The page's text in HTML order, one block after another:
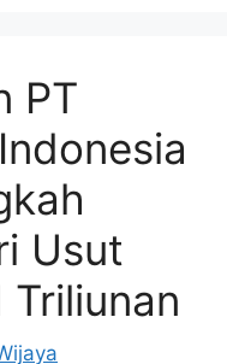
PT
Usut
Triliunan